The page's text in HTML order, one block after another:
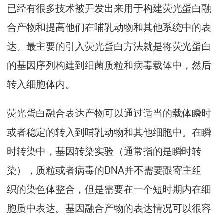
已经有很多技术被开发出来用于构建荧光蛋白融
合产物和提高他们在哺乳动物和其他系统中的表
达。最主要的引入荧光蛋白方法就是将荧光蛋白
的基因序列构建到细菌质粒和病毒载体中，然后
转入细胞体内。
荧光蛋白融合表达产物可以通过适当的载体瞬时
或者稳定的转入到哺乳动物和其他细胞中。在瞬
时转染中，基因转染实验（通常指的是瞬时转
染），质粒或者病毒的DNA并不需要跟寄主组
织的染色体整合，但是需要在一个短时期内在细
胞质中表达。基因融合产物的表达情况可以很容